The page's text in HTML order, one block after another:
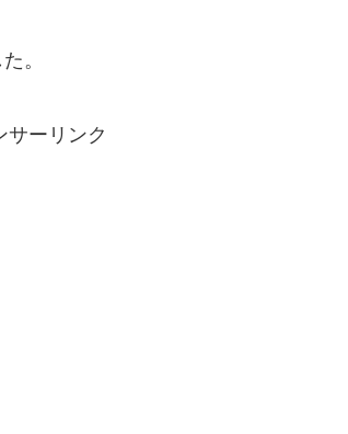
。
サーリンク